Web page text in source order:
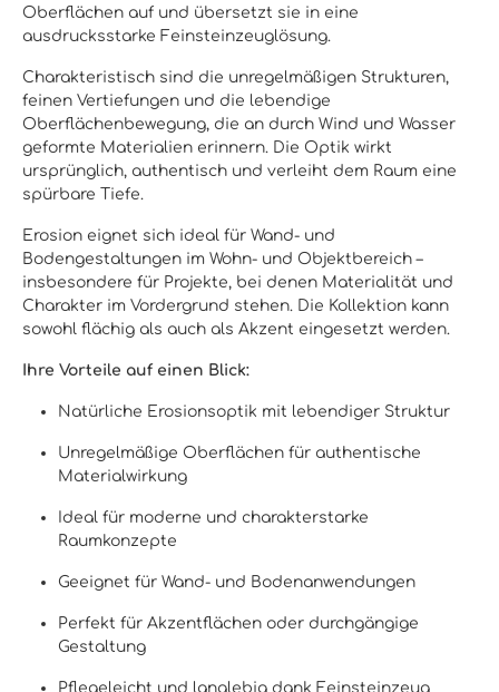
Oberflächen auf und übersetzt sie in eine
ausdrucksstarke Feinsteinzeuglösung.
Charakteristisch sind die unregelmäßigen Strukturen,
feinen Vertiefungen und die lebendige
Oberflächenbewegung, die an durch Wind und Wasser
geformte Materialien erinnern. Die Optik wirkt
ursprünglich, authentisch und verleiht dem Raum eine
spürbare Tiefe.
Erosion eignet sich ideal für Wand- und
Bodengestaltungen im Wohn- und Objektbereich –
insbesondere für Projekte, bei denen Materialität und
Charakter im Vordergrund stehen. Die Kollektion kann
sowohl flächig als auch als Akzent eingesetzt werden.
Ihre Vorteile auf einen Blick:
Natürliche Erosionsoptik mit lebendiger Struktur
Unregelmäßige Oberflächen für authentische
Materialwirkung
Ideal für moderne und charakterstarke
Raumkonzepte
Geeignet für Wand- und Bodenanwendungen
Perfekt für Akzentflächen oder durchgängige
Gestaltung
Pflegeleicht und langlebig dank Feinsteinzeug